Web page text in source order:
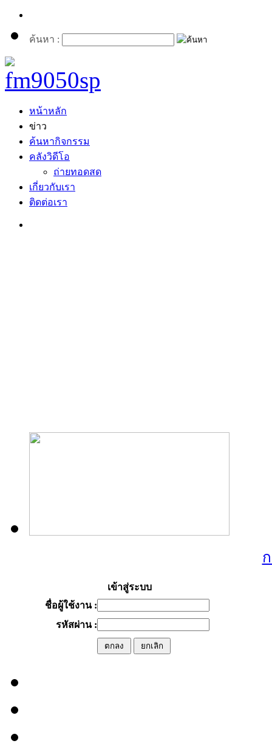
ค้นหา :
หน้าหลัก
ข่าว
ค้นหากิจกรรม
คลังวิดีโอ
ถ่ายทอดสด
เกี่ยวกับเรา
ติดต่อเรา
เข้าสู่ระบบ
ชื่อผู้ใช้งาน :
รหัสผ่าน :